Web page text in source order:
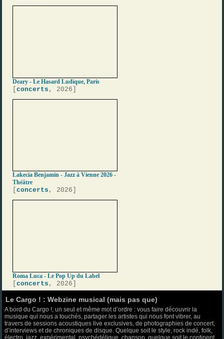
Deary - Le Hasard Ludique, Paris
[concerts , 2026]
Lakecia Benjamin - Jazz à Vienne 2026 -
Théâtre
[concerts , 2026]
Roma Luca - Le Pop Up du Label
[concerts , 2026]
Le Cargo ! : Webzine musical (mais pas que)
A bord du Cargo !, un seul et même mot d’ordre : vous faire découvrir la
musique qui nous a touchés, partager les artistes qui nous font vibrer, au
travers de sessions acoustiques live exclusives, de photographies de concert,
d’interviews et de chroniques de disque. Quelque soit le style, rock indé, folk,
électro, jazz, expérimental, psychédélique, chanson, quelque soit le continent